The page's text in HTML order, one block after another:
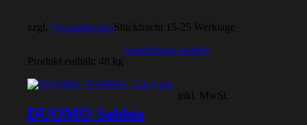
zzgl. VersandkostenStückfracht 15-25 Werktage
Produkt enthält: 48 kg
Ausführung wählen
DUOMO Sabbia
inkl. MwSt.